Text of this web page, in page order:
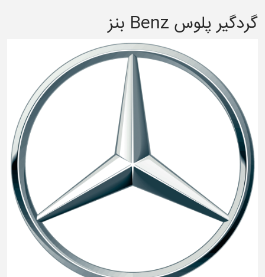
گردگیر پلوس Benz بنز